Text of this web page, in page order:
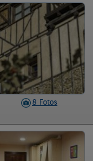
8 Fotos